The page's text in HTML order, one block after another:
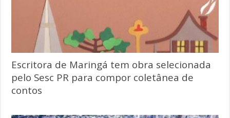
Escritora de Maringá tem obra selecionada
pelo Sesc PR para compor coletânea de
contos